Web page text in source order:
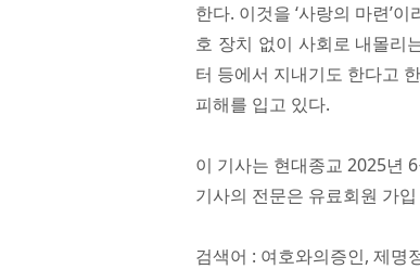
한다. 이것을 ‘사랑의 마련’
호 장치 없이 사회로 내몰리
터 등에서 지내기도 한다고
피해를 입고 있다.
이 기사는 현대종교 2025년
기사의 전문은 유료회원 가
검색어 : 여호와의증인, 제명